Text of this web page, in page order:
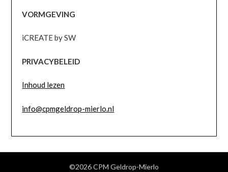
VORMGEVING
iCREATE by SW
PRIVACYBELEID
Inhoud lezen
info@cpmgeldrop-mierlo.nl
©2026 CPM Geldrop-Mierlo